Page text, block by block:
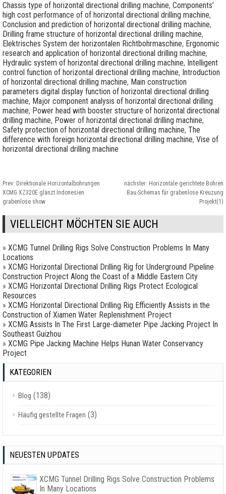
Chassis type of horizontal directional drilling machine, Components’
high cost performance of of horizontal directional drilling machine,
Conclusion and prediction of horizontal directional drilling machine,
Drilling frame structure of horizontal directional drilling machine,
Elektrisches System der horizontalen Richtbohrmaschine, Ergonomic
research and application of horizontal directional drilling machine,
Hydraulic system of horizontal directional drilling machine, Intelligent
control function of horizontal directional drilling machine, Introduction
of horizontal directional drilling machine, Main construction
parameters digital display function of horizontal directional drilling
machine, Major component analysis of horizontal directional drilling
machine, Power head with booster structure of horizontal directional
drilling machine, Power of horizontal directional drilling machine,
Safety protection of horizontal directional drilling machine, The
difference with foreign horizontal directional drilling machine, Vise of
horizontal directional drilling machine
Prev: Direktionale Horizontalbohrungen
XCMG XZ320E glänzt Indonesien
grabenlose show
nächster: Horizontale gerichtete Bohren
Bau-Schemas für grabenlose Kreuzung
Projekt(1)
VIELLEICHT MÖCHTEN SIE AUCH
» XCMG Tunnel Drilling Rigs Solve Construction Problems In Many
Locations
» XCMG Horizontal Directional Drilling Rig for Underground Pipeline
Construction Project Along the Coast of a Middle Eastern City
» XCMG Horizontal Directional Drilling Rigs Protect Ecological
Resources
» XCMG Horizontal Directional Drilling Rig Efficiently Assists in the
Construction of Xiamen Water Replenishment Project
» XCMG Assists In The First Large-diameter Pipe Jacking Project In
Southeast Guizhou
» XCMG Pipe Jacking Machine Helps Hunan Water Conservancy
Project
KATEGORIEN
Blog (138)
Häufig gestellte Fragen (3)
NEUESTEN UPDATES
XCMG Tunnel Drilling Rigs Solve Construction Problems
In Many Locations